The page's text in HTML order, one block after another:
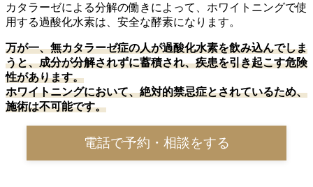
カタラーゼによる分解の働きによって、ホワイトニングで使
用する過酸化水素は、安全な酵素になります。
万が一、無カタラーゼ症の人が過酸化水素を飲み込んでしま
うと、成分が分解されずに蓄積され、疾患を引き起こす危険
性があります。
ホワイトニングにおいて、絶対的禁忌症とされているため、
施術は不可能です。
電話で予約・相談をする